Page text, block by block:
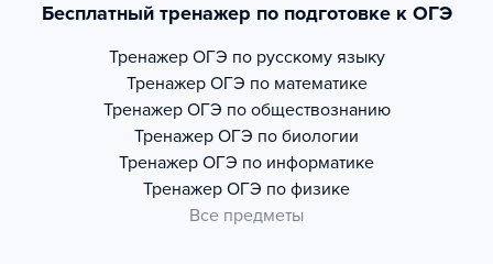
Бесплатный тренажер по подготовке к ОГЭ
Тренажер ОГЭ по русскому языку
Тренажер ОГЭ по математике
Тренажер ОГЭ по обществознанию
Тренажер ОГЭ по биологии
Тренажер ОГЭ по информатике
Тренажер ОГЭ по физике
Все предметы